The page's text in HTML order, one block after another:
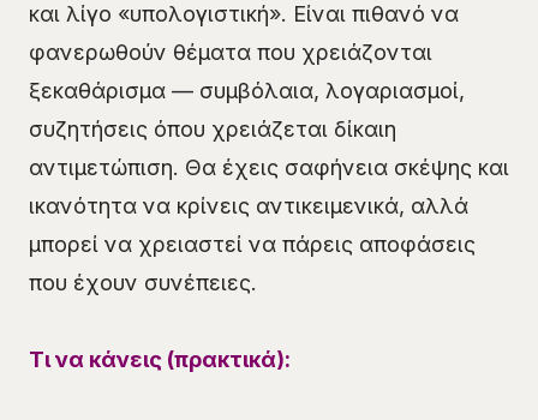
και λίγο «υπολογιστική». Είναι πιθανό να
φανερωθούν θέματα που χρειάζονται
ξεκαθάρισμα — συμβόλαια, λογαριασμοί,
συζητήσεις όπου χρειάζεται δίκαιη
αντιμετώπιση. Θα έχεις σαφήνεια σκέψης και
ικανότητα να κρίνεις αντικειμενικά, αλλά
μπορεί να χρειαστεί να πάρεις αποφάσεις
που έχουν συνέπειες.
Τι να κάνεις (πρακτικά):